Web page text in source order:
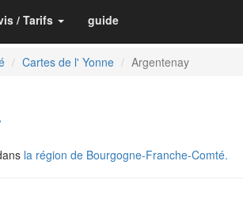
/ Tarifs guide
Cartes de l' Yonne Argentenay
la région de Bourgogne-Franche-Comté.